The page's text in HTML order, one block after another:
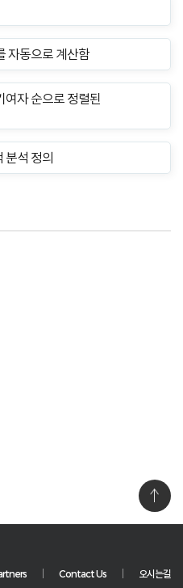
자동으로 계산함
여자 순으로 정렬된
분석 정의
Contact Us 오시는길